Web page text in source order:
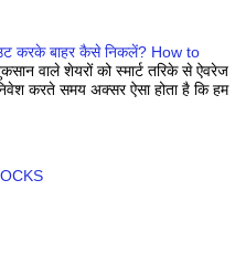
करके बाहर कैसे निकलें? How to
वाले शेयरों को स्मार्ट तरिके से ऐवरेज
करते समय अक्सर ऐसा होता है कि हम